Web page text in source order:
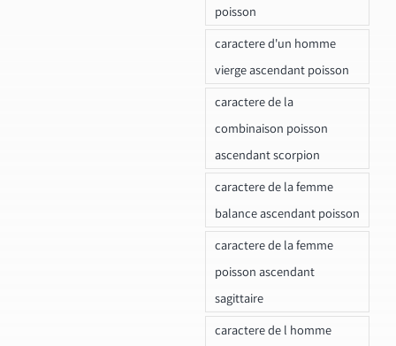
poisson
caractere d'un homme
vierge ascendant poisson
caractere de la
combinaison poisson
ascendant scorpion
caractere de la femme
balance ascendant poisson
caractere de la femme
poisson ascendant
sagittaire
caractere de l homme